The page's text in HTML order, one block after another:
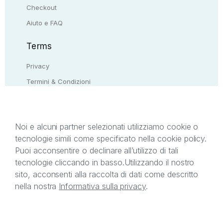
Checkout
Aiuto e FAQ
Terms
Privacy
Termini & Condizioni
Il presente sito web è di proprietà di StreetLib S.r.l.
titolare di tutti i diritti di proprietà intellettuale
afferenti ai marchi, loghi e segni distintivi presenti
sul sito web. Si invita l’utente a prendere visione
Noi e alcuni partner selezionati utilizziamo cookie o
tecnologie simili come specificato nella cookie policy.
Puoi acconsentire o declinare all’utilizzo di tali
tecnologie cliccando in basso.Utilizzando il nostro
sito, acconsenti alla raccolta di dati come descritto
nella nostra Informativa sulla privacy.